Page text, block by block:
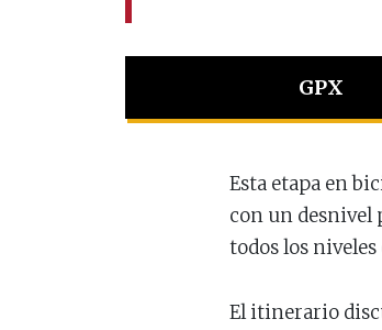
GPX
Esta etapa en
con un desnivel
todos los
El itinerario